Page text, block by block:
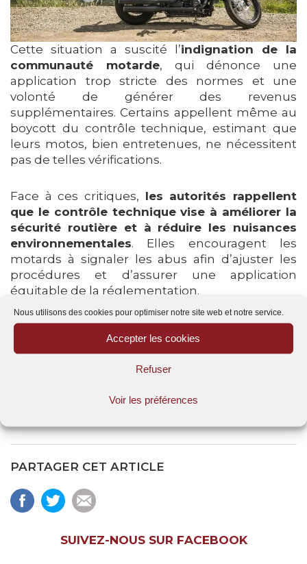
Nous utilisons des cookies pour optimiser notre site web et notre service.
Accepter les cookies
Refuser
Voir les préférences
Cette situation a suscité l’indignation de la
communauté motarde, qui dénonce une
application trop stricte des normes et une
volonté de générer des revenus
supplémentaires. Certains appellent même au
boycott du contrôle technique, estimant que
leurs motos, bien entretenues, ne nécessitent
pas de telles vérifications.
Face à ces critiques, les autorités rappellent
que le contrôle technique vise à améliorer la
sécurité routière et à réduire les nuisances
environnementales. Elles encouragent les
motards à signaler les abus afin d’ajuster les
procédures et d’assurer une application
équitable de la réglementation.
En cas de non-respect du contrôle technique
moto, le conducteur s’expose à une amende
forfaitaire de 135 €. Cette dernière est payable
dans un délai de 45 jours.
PARTAGER CET ARTICLE
SUIVEZ-NOUS SUR FACEBOOK